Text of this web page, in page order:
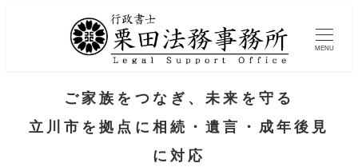
MENU
ご家族をつなぎ、未来を守る
立川市を拠点に相続・遺言・成年後見
に対応